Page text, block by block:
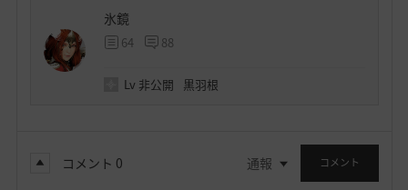
氷鏡
64 88
Lv 非公開 黒羽根
コメント 0 通報 コメント